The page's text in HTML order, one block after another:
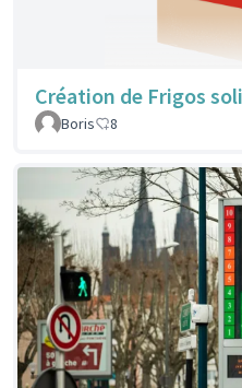
Création de Frigos
Boris
8